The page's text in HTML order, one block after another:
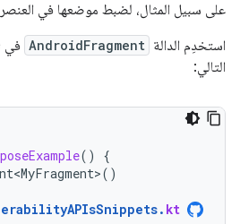
على سبيل المثال، لضبط موضعها في العنصر
استخدِم الدالة AndroidFragment
التالي:
()
{
()
. kt